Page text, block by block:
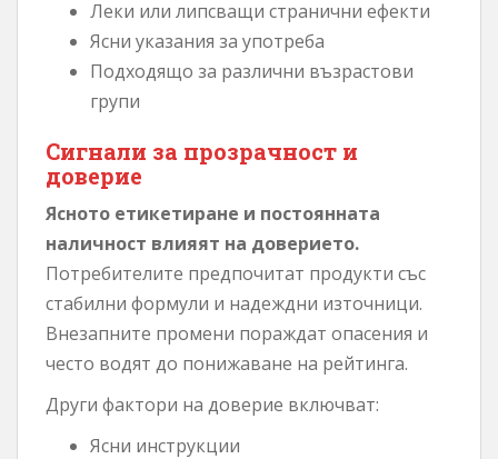
Леки или липсващи странични ефекти
Ясни указания за употреба
Подходящо за различни възрастови
групи
Сигнали за прозрачност и
доверие
Ясното етикетиране и постоянната
наличност влияят на доверието.
Потребителите предпочитат продукти със
стабилни формули и надеждни източници.
Внезапните промени пораждат опасения и
често водят до понижаване на рейтинга.
Други фактори на доверие включват:
Ясни инструкции